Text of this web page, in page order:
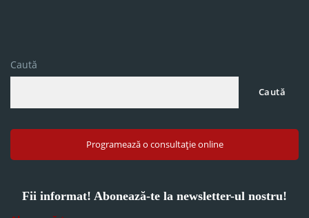
Caută
Caută
Programează o consultație online
Fii informat! Abonează-te la newsletter-ul nostru!